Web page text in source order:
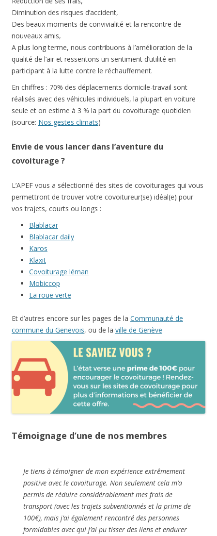
Diminution des risques d’accident,
Des beaux moments de convivialité et la rencontre de
nouveaux amis,
A plus long terme, nous contribuons à l’amélioration de la
qualité de l’air et ressentons un sentiment d’utilité en
participant à la lutte contre le réchauffement.
En chiffres : 70% des déplacements domicile-travail sont
réalisés avec des véhicules individuels, la plupart en voiture
seule et on estime à 3 % la part du covoiturage quotidien
(source: Nos gestes climats)
Envie de vous lancer dans l’aventure du
covoiturage ?
L’APEF vous a sélectionné des sites de covoiturages qui vous
permettront de trouver votre covoitureur(se) idéal(e) pour
vos trajets, courts ou longs :
Blablacar
Blablacar daily
Karos
Klaxit
Covoiturage léman
Mobiccop
La roue verte
Et d’autres encore sur les pages de la Communauté de
commune du Genevois, ou de la ville de Genève
Témoignage d’une de nos membres
Je tiens à témoigner de mon expérience extrêmement
positive avec le covoiturage. Non seulement cela m’a
permis de réduire considérablement mes frais de
transport (avec les trajets subventionnés et la prime de
100€), mais j’ai également rencontré des personnes
formidables avec qui j’ai pu tisser des liens et endurer